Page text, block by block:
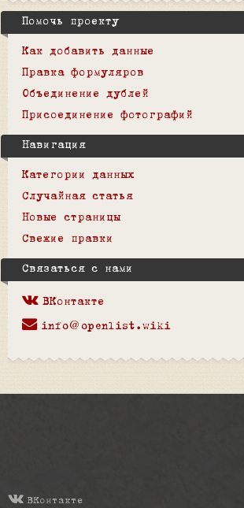
Помочь проекту
Как добавить данные
Правка формуляров
Объединение дублей
Присоединение фотографий
Навигация
Категории данных
Случайная статья
Новые страницы
Свежие правки
Связаться с нами
ВКонтакте
info@openlist.wiki
ВКонтакте